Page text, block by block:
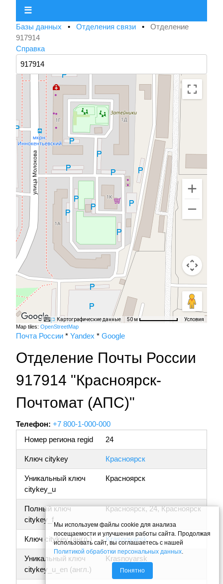
☰
Базы данных • Отделения связи • Отделение
917914
Справка
Картографические данные 50 м Условия
Map tiles: OpenStreetMap
Почта России * Yandex * Google
Отделение Почты России
917914 "Красноярск-
Почтомат (АПС)"
Телефон: +7 800-1-000-000
Номер региона regid
24
Ключ citykey Красноярск
Уникальный ключ
citykey_u
Красноярск
Полный ключ
citykey_f
Красноярск, 24, Красноярск
Ключ citykey (англ.) Krasnoyarsk
Уникальный ключ
citykey_u_en (англ.)
Krasnoyarsk
Мы используем файлы cookie для анализа
посещаемости и улучшения работы сайта. Продолжая
использовать сайт, вы соглашаетесь с нашей
Политикой обработки персональных данных.
Понятно